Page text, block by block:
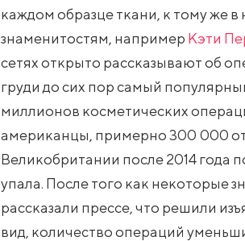
каждом образце ткани, к тому же
знаменитостям, например Кэти
сетях открыто рассказывают об
груди до сих пор самый
миллионов косметических
американцы, примерно 300 000
Великобритании после 2014 года
упала. После того как некоторые
рассказали прессе, что решили
вид, количество операций